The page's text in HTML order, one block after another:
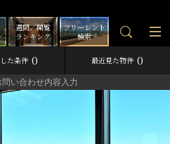
フリーレント
検索
週間／閲覧
ランキング
た条件 0 最近見た物件 0
い合わせ内容入力